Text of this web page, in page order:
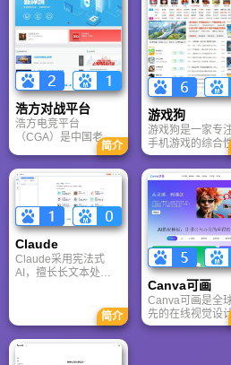
备份机制，带你了解
GenFlow AI智能体如
何帮你高效办公与学
习。
克等多元风格。
动态壁纸与头像
作，国内访问极
是美化桌面的首
台。
浩方对战平台
浩方电竞平台
（CGA）是中国老牌
游戏联机平台，提供
CS、War3、星际争霸
等经典游戏的稳定联
机服务。重温DOTA1
的激情岁月，找回当
年的战友。同时提供
最新CGA电竞赛事资
讯及热门页游入口，
致敬中国电竞的黄金
时代。
简介
游戏狗
游戏狗是一家专
手机游戏的综合
户网站。它致力
手游玩家提供最
最全的游戏资讯
略、评测及视频
容，是国内较早
专注于移动游戏
的垂直媒体。
Claude
Claude采用宪法式
AI，擅长长文本处理
在复杂推理、代码与
快速迭代上占优。两
者定位不同，各有千
简介
Canva可画
Canva可画是全
先的在线视觉设
台，内置AI“魔力